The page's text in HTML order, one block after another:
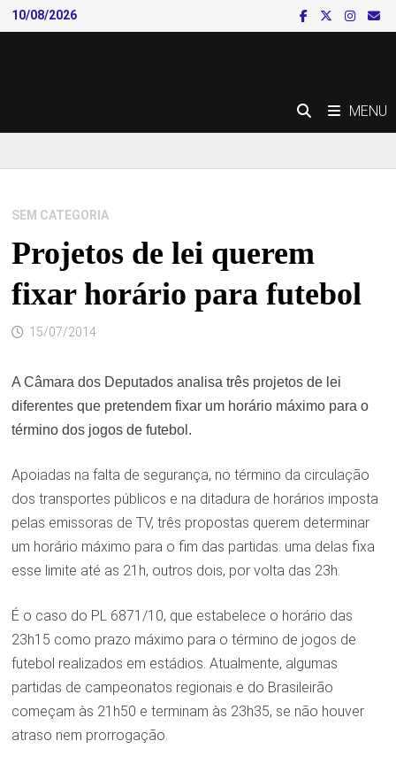
Skip
to
10/08/2026
MENU
SEM CATEGORIA
Projetos de lei querem
fixar horário para futebol
15/07/2014
A Câmara dos Deputados analisa três projetos de lei
diferentes que pretendem fixar um horário máximo para o
término dos jogos de futebol.
Apoiadas na falta de segurança, no término da circulação
dos transportes públicos e na ditadura de horários imposta
pelas emissoras de TV, três propostas querem determinar
um horário máximo para o fim das partidas: uma delas fixa
esse limite até as 21h, outros dois, por volta das 23h.
É o caso do PL 6871/10, que estabelece o horário das
23h15 como prazo máximo para o término de jogos de
futebol realizados em estádios. Atualmente, algumas
partidas de campeonatos regionais e do Brasileirão
começam às 21h50 e terminam às 23h35, se não houver
atraso nem prorrogação.